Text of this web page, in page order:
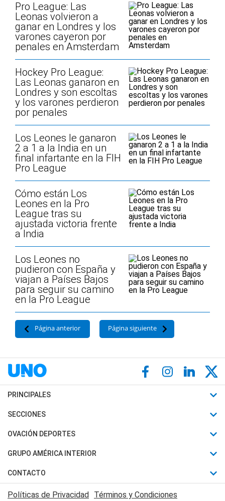
Pro League: Las
Leonas volvieron a
ganar en Londres y los
varones cayeron por
penales en Amsterdam
Hockey Pro League:
Las Leonas ganaron en
Londres y son escoltas
y los varones perdieron
por penales
Los Leones le ganaron
2 a 1 a la India en un
final infartante en la FIH
Pro League
Cómo están Los
Leones en la Pro
League tras su
ajustada victoria frente
a India
Los Leones no
pudieron con España y
viajan a Países Bajos
para seguir su camino
en la Pro League
Página anterior Página siguiente
PRINCIPALES
Últimas Noticias
Política
Judiciales
Economia
SECCIONES
Horóscopo
Motores
Trucos caseros
Series y Películas
OVACIÓN DEPORTES
Fútbol
Mundial
Automovilismo
GRUPO AMÉRICA INTERIOR
Canal 7 en Vivo
CONTACTO
Acerca de Nosotros
Políticas de Privacidad Términos y Condiciones